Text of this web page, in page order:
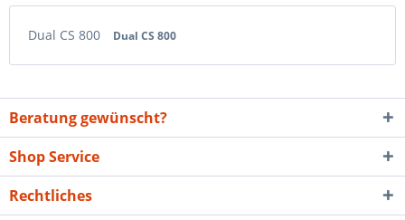
Dual CS 800 Dual CS 800
Beratung gewünscht?
Shop Service
Rechtliches